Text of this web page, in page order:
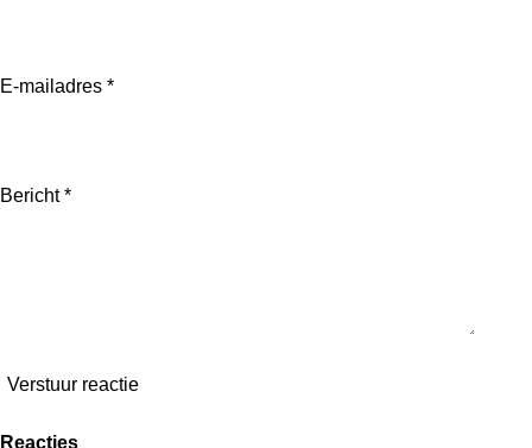
E-mailadres *
Bericht *
Verstuur reactie
Reacties